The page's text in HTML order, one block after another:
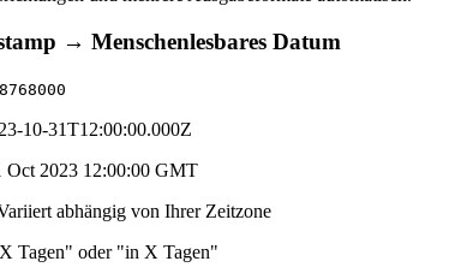
→ Menschenlesbares Datum
10-31T12:00:00.000Z
Oct 2023 12:00:00 GMT
abhängig von Ihrer Zeitzone
Tagen" oder "in X Tagen"